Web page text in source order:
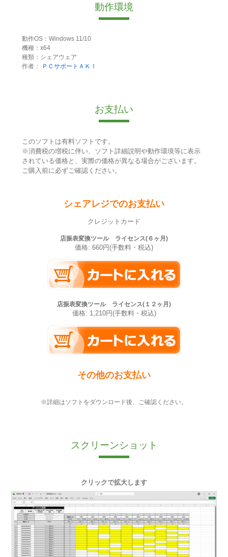
動作環境
動作OS：Windows 11/10
機種：x64
種類：シェアウェア
作者：
ＰＣサポートＡＫＩ
お支払い
このソフトは有料ソフトです。
※消費税の増税に伴い、ソフト詳細説明や動作環境等に表示
されている価格と、実際の価格が異なる場合がございます。
ご購入前に必ずご確認ください。
シェアレジでのお支払い
クレジットカード
店振表変換ツール ライセンス(６ヶ月)
価格: 660円(手数料・税込)
店振表変換ツール ライセンス(１２ヶ月)
価格: 1,210円(手数料・税込)
その他のお支払い
※詳細はソフトをダウンロード後、ご確認ください。
スクリーンショット
クリックで拡大します